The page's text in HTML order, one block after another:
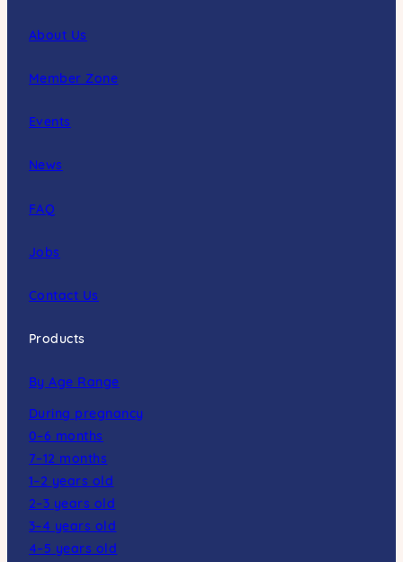
About Us
Member Zone
Events
News
FAQ
Jobs
Contact Us
Products
By Age Range
During pregnancy
0–6 months
7–12 months
1–2 years old
2–3 years old
3–4 years old
4–5 years old